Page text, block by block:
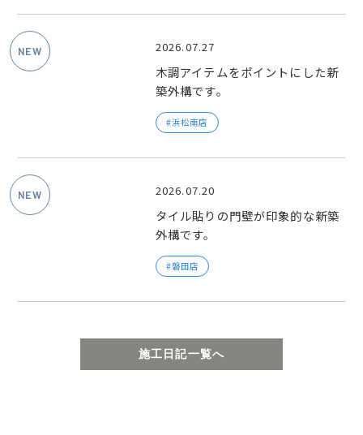
2026.07.27
木調アイテムをポイントにした新
築外構です。
浜松南店
2026.07.20
タイル貼りの門壁が印象的な新築
外構です。
磐田店
施工日記一覧へ